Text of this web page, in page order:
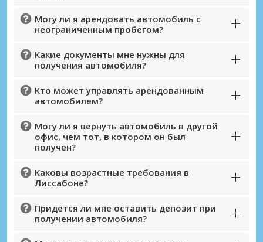
Могу ли я арендовать автомобиль с
неограниченным пробегом?
Какие документы мне нужны для
получения автомобиля?
Кто может управлять арендованным
автомобилем?
Могу ли я вернуть автомобиль в другой
офис, чем тот, в котором он был
получен?
Каковы возрастные требования в
Лиссабоне?
Придется ли мне оставить депозит при
получении автомобиля?